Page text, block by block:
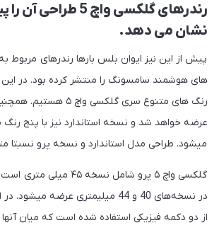
رندرهای گلکسی واچ 5
نشان می دهد.
پیش از این نیز ایوان بلس بارها رندرهای
های هوشمند سامسونگ را منتشر کرده بود. در
رنگ های متنوع سری گلکسی
عرضه خواهد شد و نسخه استاندارد نیز با پنج رنگ
میشود. طراحی مدل استاندارد و نسخه پرو نسبتا
گلکسی واچ ۵ پرو شامل نسخه
در نسخه‌های 40 و 44 میلیمتری عرضه
از دو دکمه فیزیکی استفاده شده است که میان